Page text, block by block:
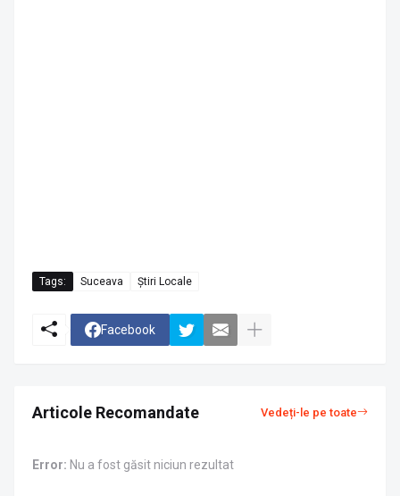
Tags: Suceava Știri Locale
Facebook
Articole Recomandate Vedeți-le pe toate
Error: Nu a fost găsit niciun rezultat